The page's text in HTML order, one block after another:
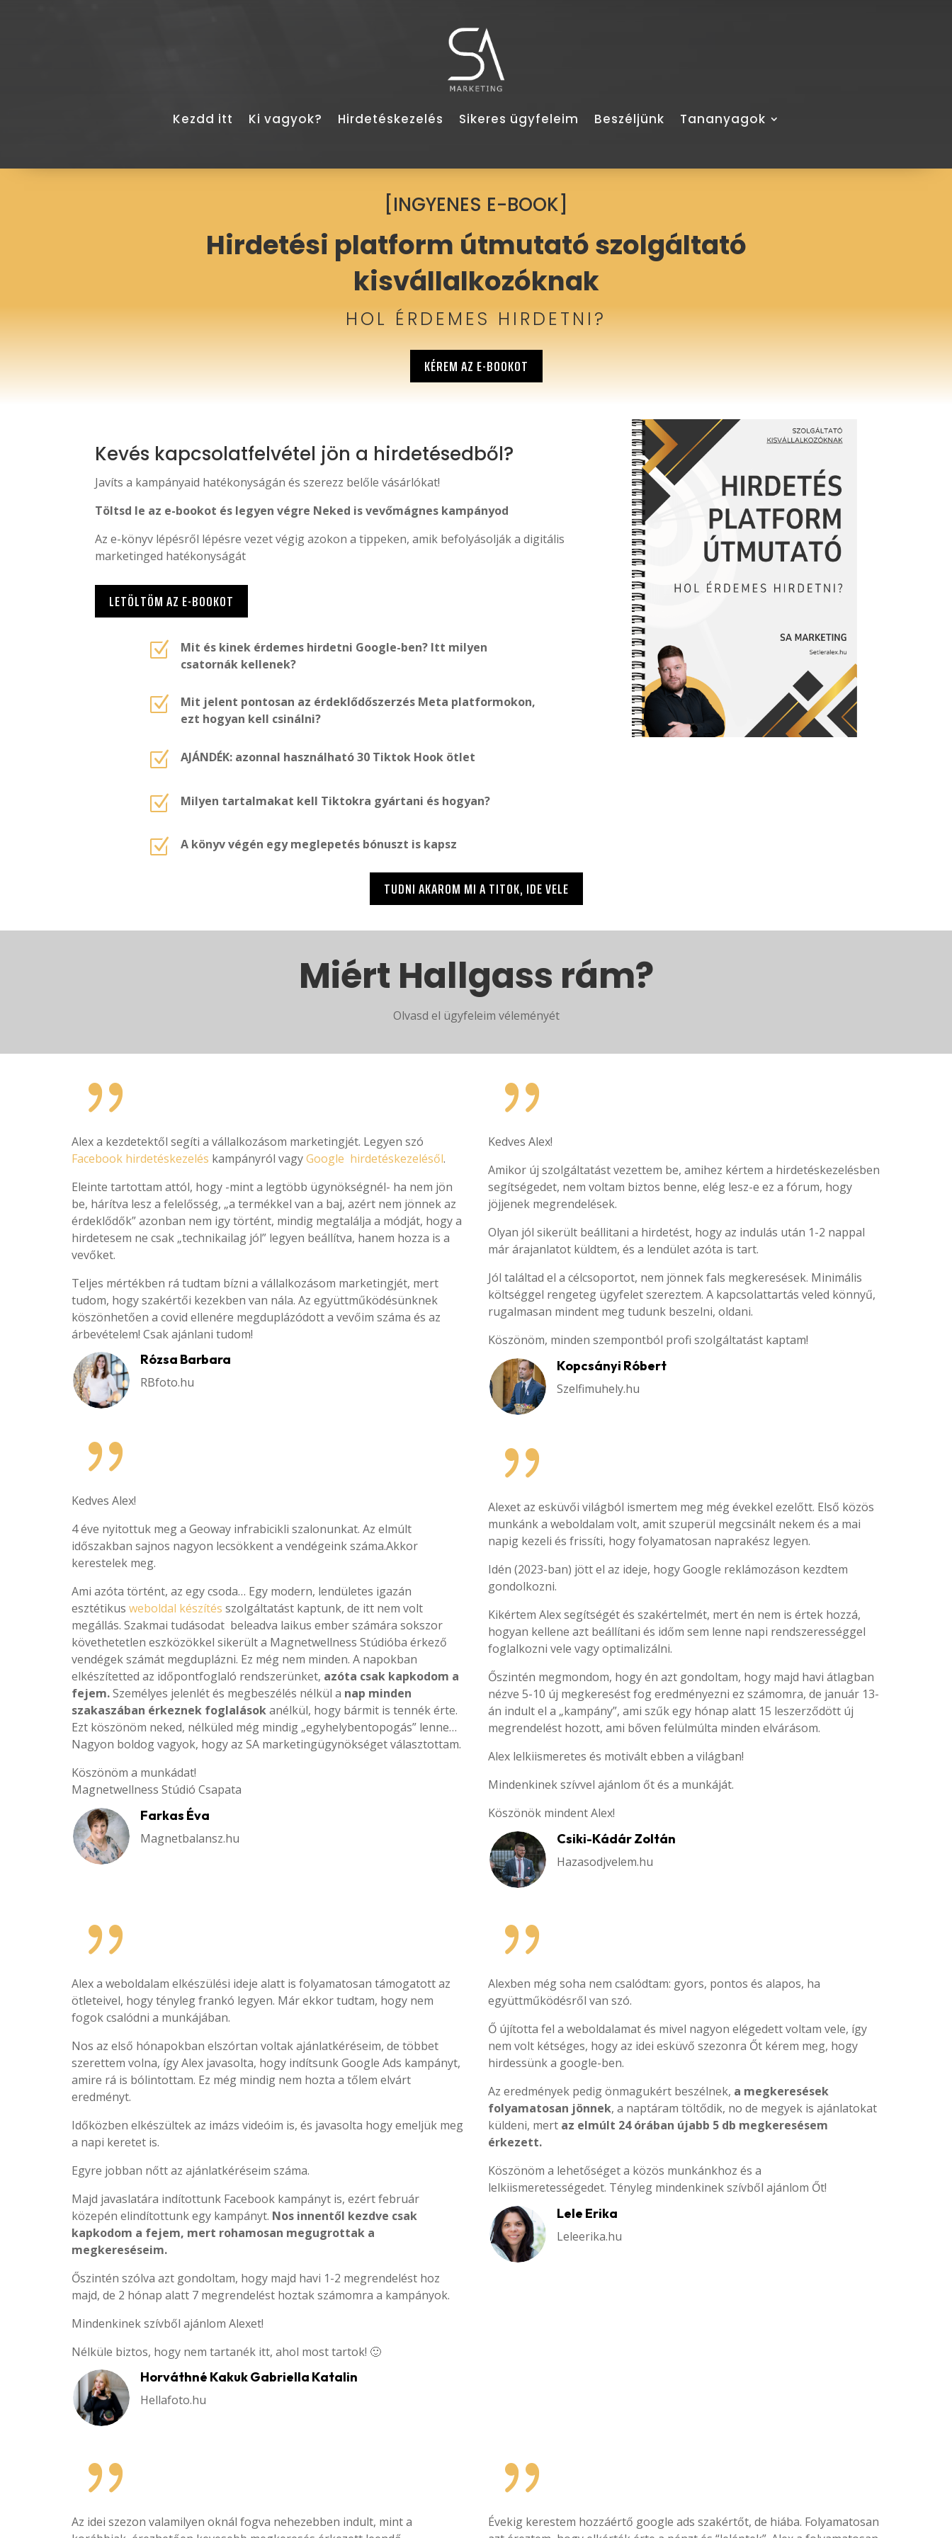
Kezdd itt Ki vagyok? Hirdetéskezelés Sikeres ügyfeleim Beszéljünk Tananyagok
[INGYENES E-BOOK]
Hirdetési platform útmutató szolgáltató
kisvállalkozóknak
HOL ÉRDEMES HIRDETNI?
KÉREM AZ E-BOOKOT
Kevés kapcsolatfelvétel jön a hirdetésedből?
Javíts a kampányaid hatékonyságán és szerezz belőle vásárlókat!
Töltsd le az e-bookot és legyen végre Neked is vevőmágnes kampányod
Az e-könyv lépésről lépésre vezet végig azokon a tippeken, amik befolyásolják a digitális
marketinged hatékonyságát
LETÖLTÖM AZ E-BOOKOT
Z
Mit és kinek érdemes hirdetni Google-ben? Itt milyen
csatornák kellenek?
Z
Mit jelent pontosan az érdeklődőszerzés Meta platformokon,
ezt hogyan kell csinálni?
Z AJÁNDÉK: azonnal használható 30 Tiktok Hook ötlet
Z Milyen tartalmakat kell Tiktokra gyártani és hogyan?
Z A könyv végén egy meglepetés bónuszt is kapsz
TUDNI AKAROM MI A TITOK, IDE VELE
Miért Hallgass rám?
Olvasd el ügyfeleim véleményét
{
Alex a kezdetektől segíti a vállalkozásom marketingjét. Legyen szó
Facebook hirdetéskezelés kampányról vagyGoogle hirdetéskezelésől.
Eleinte tartottam attól, hogy -mint a legtöbb ügynökségnél- ha nem jön
be, hárítva lesz a felelősség, „a termékkel van a baj, azért nem jönnek az
érdeklődők” azonban nem igy történt, mindig megtalálja a módját, hogy a
hirdetesem ne csak „technikailag jól” legyen beállítva, hanem hozza is a
vevőket.
Teljes mértékben rá tudtam bízni a vállalkozásom marketingjét, mert
tudom, hogy szakértői kezekben van nála. Az együttműködésünknek
köszönhetően a covid ellenére megduplázódott a vevőim száma és az
árbevételem! Csak ajánlani tudom!
Rózsa Barbara
RBfoto.hu
{
Kedves Alex!
4 éve nyitottuk meg a Geoway infrabicikli szalonunkat. Az elmúlt
időszakban sajnos nagyon lecsökkent a vendégeink száma.Akkor
kerestelek meg.
Ami azóta történt, az egy csoda… Egy modern, lendületes igazán
esztétikus weboldal készítés szolgáltatást kaptunk, de itt nem volt
megállás. Szakmai tudásodat beleadva laikus ember számára sokszor
követhetetlen eszközökkel sikerült a Magnetwellness Stúdióba érkező
vendégek számát megduplázni. Ez még nem minden. A napokban
elkészítetted az időpontfoglaló rendszerünket, azóta csak kapkodom a
fejem.Személyes jelenlét és megbeszélés nélkül a nap minden
szakaszában érkeznek foglalásokanélkül, hogy bármit is tennék érte.
Ezt köszönöm neked, nélküled még mindig „egyhelybentopogás” lenne…
Nagyon boldog vagyok, hogy az SA marketingügynökségetválasztottam.
Köszönöm a munkádat!
Magnetwellness Stúdió Csapata
Farkas Éva
Magnetbalansz.hu
{
Kedves Alex!
Amikor új szolgáltatást vezettem be, amihez kértem a hirdetéskezelésben
segítségedet, nem voltam biztos benne, elég lesz-e ez a fórum, hogy
jöjjenek megrendelések.
Olyan jól sikerült beállitani a hirdetést, hogy az indulás után 1-2 nappal
már árajanlatot küldtem, és a lendület azóta is tart.
Jól találtad el a célcsoportot, nem jönnek fals megkeresések. Minimális
költséggel rengeteg ügyfelet szereztem. A kapcsolattartás veled könnyű,
rugalmasan mindent meg tudunk beszelni, oldani.
Köszönöm, minden szempontból profi szolgáltatást kaptam!
Kopcsányi Róbert
Szelfimuhely.hu
{
Alexet az esküvői világból ismertem meg még évekkel ezelőtt. Első közös
munkánk a weboldalam volt, amit szuperül megcsinált nekem és a mai
napig kezeli és frissíti, hogy folyamatosan naprakész legyen.
Idén (2023-ban) jött el az ideje, hogy Google reklámozáson kezdtem
gondolkozni.
Kikértem Alex segítségét és szakértelmét, mert én nem is értek hozzá,
hogyan kellene azt beállítani és időm sem lenne napi rendszerességgel
foglalkozni vele vagy optimalizálni.
Őszintén megmondom, hogy én azt gondoltam, hogy majd havi átlagban
nézve 5-10 új megkeresést fog eredményezni ez számomra, de január 13-
án indult el a „kampány”, amiszűk egy hónap alatt 15 leszerződött új
megrendelést hozott, ami bőven felülmúlta minden elvárásom.
Alex lelkiismeretes és motivált ebben a világban!
Mindenkinek szívvel ajánlom őt és a munkáját.
Köszönök mindent Alex!
Csiki-Kádár Zoltán
Hazasodjvelem.hu
{
Alex a weboldalam elkészülési ideje alatt is folyamatosan támogatott az
ötleteivel, hogy tényleg frankó legyen. Már ekkor tudtam, hogy nem
fogok csalódni a munkájában.
Nos az első hónapokban elszórtan voltak ajánlatkéréseim, de többet
szerettem volna, így Alex javasolta, hogy indítsunk Google Ads kampányt,
amire rá is bólintottam. Ez még mindig nem hozta a tőlem elvárt
eredményt.
Időközben elkészültek az imázs videóim is, és javasolta hogy emeljük meg
a napi keretet is.
Egyre jobban nőtt az ajánlatkéréseim száma.
Majd javaslatára indítottunk Facebook kampányt is, ezért február
közepén elindítottunk egy kampányt. Nos innentől kezdve csak
kapkodom a fejem, mert rohamosan megugrottak a
megkereséseim.
Őszintén szólva azt gondoltam, hogy majd havi 1-2 megrendelést hoz
majd, de 2 hónap alatt 7 megrendelést hoztak számomra a kampányok.
Mindenkinek szívből ajánlom Alexet!
Nélküle biztos, hogy nem tartanék itt, ahol most tartok! 🙂
Horváthné Kakuk Gabriella Katalin
Hellafoto.hu
{
Alexben még soha nem csalódtam: gyors, pontos és alapos, ha
együttműködésről van szó.
Ő újította fel a weboldalamat és mivel nagyon elégedett voltam vele, így
nem volt kétséges, hogy az idei esküvő szezonra Őt kérem meg, hogy
hirdessünk a google-ben.
Az eredmények pedig önmagukért beszélnek, a megkeresések
folyamatosan jönnek, a naptáram töltődik, no de megyek is ajánlatokat
küldeni, mert az elmúlt 24 órában újabb 5 db megkeresésem
érkezett.
Köszönöm a lehetőséget a közös munkánkhoz és a
lelkiismeretességedet. Tényleg mindenkinek szívből ajánlom Őt!
Lele Erika
Leleerika.hu
{
Az idei szezon valamilyen oknál fogva nehezebben indult, mint a
{
Évekig kerestem hozzáértő google ads szakértőt, de hiába. Folyamatosan